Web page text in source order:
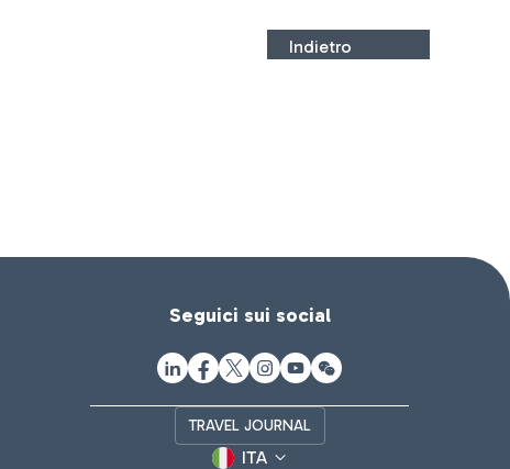
Indietro
Seguici sui social
TRAVEL JOURNAL
ITA